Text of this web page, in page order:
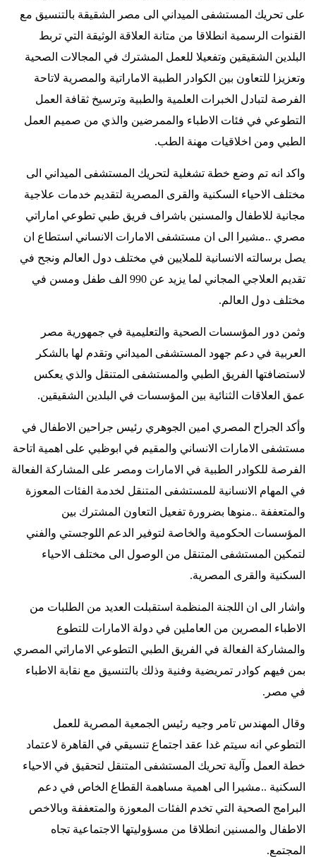
على تحريك المستشفى الميداني الى مصر الشقيقة بالتنسيق مع
القنوات الرسمية انطلاقا من متانة العلاقة الوثيقة التي تربط
البلدين الشقيقين وتفعيلا للعمل المشترك في المجالات الصحية
وتعزيزا للتعاون بين الكوادر الطبية الاماراتية والمصرية لاتاحة
الفرصة لتبادل الخبرات العلمية والطبية وترسيخ ثقافة العمل
التطوعي في فئات الاطباء والممرضين والذي من صميم العمل
الطبي ومن اخلاقيات مهنة الطب.
واكد انه تم وضع خطة تشغلية لتحريك المستشفى الميداني الى
مختلف الاحياء السكنية والقرى المصرية لتقديم خدمات علاجية
مجانية للاطفال والمسنين باشراف فريق طبي تطوعي اماراتي
مصري ..مشيرا الى ان مستشفى الامارات الانساني استطاع ان
يصل برسالته الانسانية للملايين في مختلف دول العالم ونجح في
تقديم العلاجي المجاني لما يزيد عن 990 الف طفل ومسن في
مختلف دول العالم.
وثمن دور المؤسسات الصحية والتعليمية في جمهورية مصر
العربية في دعم جهود المستشفى الميداني وتقدم لها بالشكر
لاستضافتها الفريق الطبي والمستشفى المتنقل والذي يعكس
عمق العلاقات الثنائية بين المؤسسات في البلدين الشقيقين.
وأكد الجراح المصري امين الجوهري رئيس جراحين الاطفال في
مستشفى الامارات الانساني والمقيم في ابوظبي على اهمية اتاحة
الفرصة للكوادر الطبية في الامارات ومصر على المشاركة الفعالة
في المهام الانسانية للمستشفى المتنقل لخدمة الفئات المعوزة
والمتعففة ..منوها بضرورة تفعيل التعاون المشترك بين
المؤسسات الحكومية والخاصة لتوفير الدعم اللوجستي والفني
لتمكين المستشفى المتنقل من الوصول الى مختلف الاحياء
السكنية والقرى المصرية.
واشار الى ان اللجنة المنظمة استقبلت العديد من الطلبات من
الاطباء المصرين من العاملين في دولة الامارات للتطوع
والمشاركة الفعالة في الفريق الطبي التطوعي الاماراتي المصري
بمن فيهم كوادر تمريضية وفنية وذلك بالتنسيق مع نقابة الاطباء
في مصر .
وقال المهندس تامر وجيه رئيس الجمعية المصرية للعمل
التطوعي انه سيتم غدا عقد اجتماع تنسيقي في القاهرة لاعتماد
خطة العمل وآلية تحريك المستشفى المتنقل لتحقيق في الاحياء
السكنية ..مشيرا الى اهمية مساهمة القطاع الخاص في دعم
البرامج الصحية التي تخدم الفئات المعوزة والمتعففة وبالاخص
الاطفال والمسنين انطلاقا من مسؤوليتها الاجتماعية تجاه
المجتمع.